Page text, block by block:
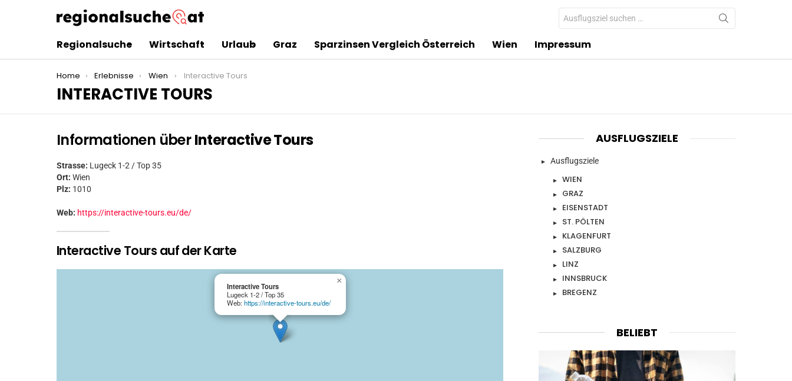
Search
for:
Regionalsuche Wirtschaft Urlaub Graz Sparzinsen Vergleich Österreich Wien Impressum
You are here:
Home Erlebnisse Wien Interactive Tours
INTERACTIVE TOURS
Informationen überInteractive Tours
Strasse: Lugeck 1-2 / Top 35
Ort: Wien
Plz: 1010
Web: https://interactive-tours.eu/de/
Interactive Tours auf der Karte
Interactive Tours
Lugeck 1-2 / Top 35
Web:https://interactive-tours.eu/de/
×
AUSFLUGSZIELE
Ausflugsziele
WIEN
GRAZ
EISENSTADT
ST. PÖLTEN
KLAGENFURT
SALZBURG
LINZ
INNSBRUCK
BREGENZ
BELIEBT